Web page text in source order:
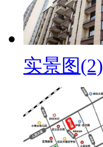
实景图(2)